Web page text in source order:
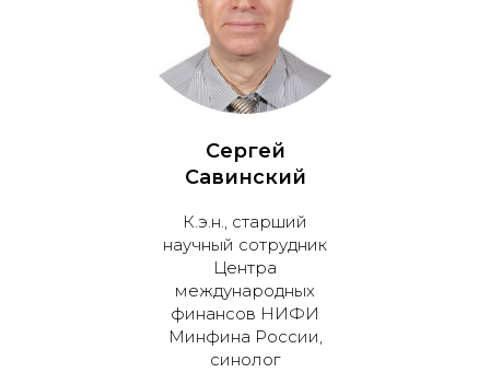
Сергей
Савинский
К.э.н., старший
научный сотрудник
Центра
международных
финансов НИФИ
Минфина России,
синолог